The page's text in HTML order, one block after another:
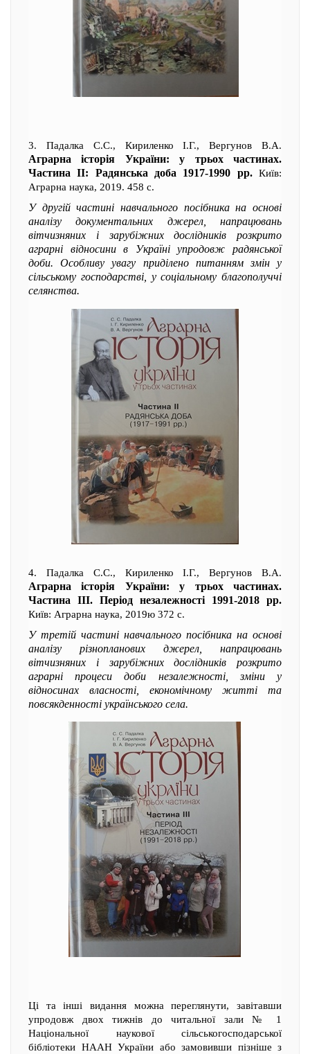
3. Падалка С.С., Кириленко І.Г., Вергунов В.А.
Аграрна історія України: у трьох частинах.
Частина ІІ: Радянська доба 1917-1990 рр.Київ:
Аграрна наука, 2019. 458 с.
У другій частині навчального посібника на основі
аналізу документальних джерел, напрацювань
вітчизняних і зарубіжних дослідників розкрито
аграрні відносини в Україні упродовж радянської
доби. Особливу увагу приділено питанням змін у
сільському господарстві, у соціальному благополуччі
селянства.
4. Падалка С.С., Кириленко І.Г., Вергунов В.А.
Аграрна історія України: у трьох частинах.
Частина ІІІ. Період незалежності 1991-2018 рр.
Київ: Аграрна наука, 2019ю 372 с.
У третій частині навчального посібника на основі
аналізу різнопланових джерел, напрацювань
вітчизняних і зарубіжних дослідників розкрито
аграрні процеси доби незалежності, зміни у
відносинах власності, економічному житті та
повсякденності українського села.
Ці та інші видання можна переглянути, завітавши
упродовж двох тижнів до читальної зали № 1
Національної наукової сільськогосподарської
бібліотеки НААН України або замовивши пізніше з